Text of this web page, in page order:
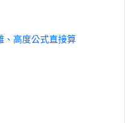
、高度公式直接算